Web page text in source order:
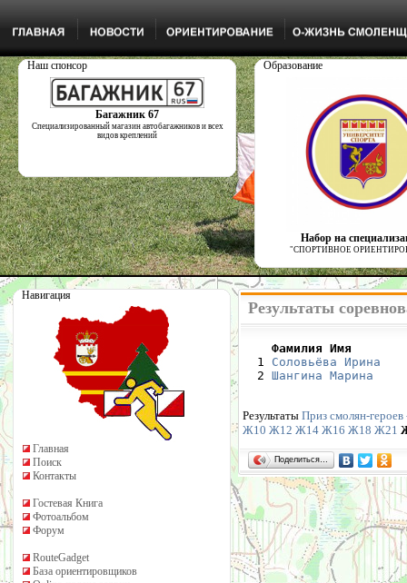
Наш спонсор
Багажник 67
Специализированный магазин автобагажников и всех
видов креплений
Образование
Набор на
"СПОРТИВНОЕ
Навигация
Главная
Поиск
Контакты
Гостевая Книга
Фотоальбом
Форум
RouteGadget
База ориентировщиков
Результаты
Фамилия Имя
1 Соловьёва Ирина
  2
Шангина Марина
Результаты Приз смолян-героев
Ж10 Ж12 Ж14 Ж16 Ж18 Ж21
Поделиться…